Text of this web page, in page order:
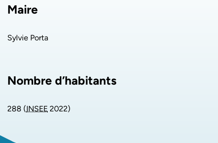
Maire
Sylvie Porta
Nombre d’habitants
288 (INSEE 2022)